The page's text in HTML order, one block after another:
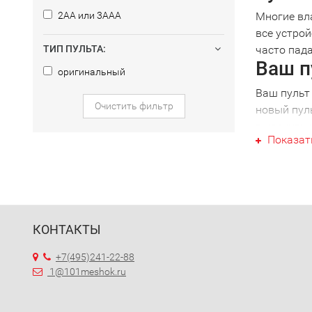
2AA или 3AAA
ТИП ПУЛЬТА:
оригинальный
Очистить фильтр
Многие
все
часто
Ваш
Ваш пульт
новый
можно
не
КОНТАКТЫ
+7(495)241-22-88
1@101meshok.ru